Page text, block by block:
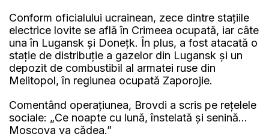
Conform oficialului ucrainean, zece dintre stațiile
electrice lovite se află în Crimeea ocupată, iar câte
una în Lugansk și Donețk. În plus, a fost atacată o
stație de distribuție a gazelor din Lugansk și un
depozit de combustibil al armatei ruse din
Melitopol, în regiunea ocupată Zaporojie.
Comentând operațiunea, Brovdi a scris pe rețelele
sociale: „Ce noapte cu lună, înstelată și senină...
Moscova va cădea.”